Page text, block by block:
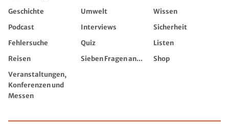
Geschichte Umwelt
Wissen
Podcast
Interviews
Sicherheit
Fehlersuche
Quiz
Listen
Reisen
Sieben Fragen an...
Shop
Veranstaltungen,
Konferenzen und
Messen